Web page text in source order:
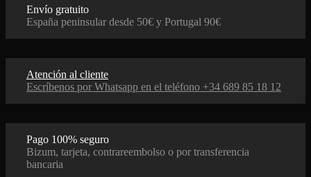
Envío gratuito
España peninsular desde 50€ y Portugal 90€
Atención al cliente
Escríbenos por Whatsapp en el teléfono +34 689 85 18 12
Pago 100% seguro
Bizum, tarjeta, contrareembolso o por transferencia
bancaria